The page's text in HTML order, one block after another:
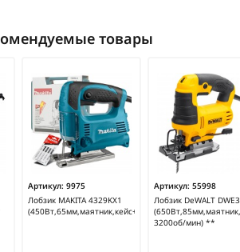
товары
Артикул: 9975
Лобзик MAKITA 4329KX1
(450Вт,65мм,маятник,кейс+набор)
Артикул: 55998
Лобзик DeWALT
3200об/мин) **